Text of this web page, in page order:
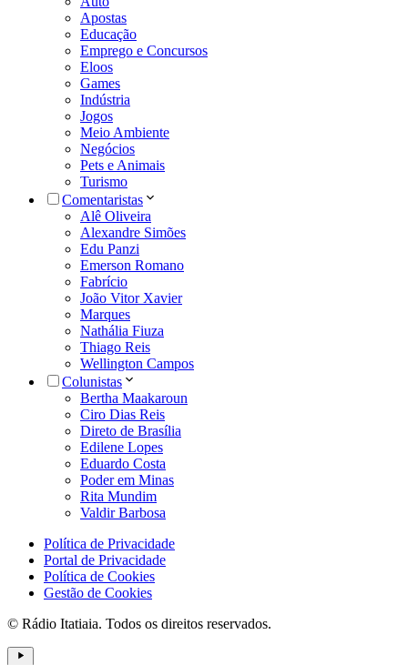
Apostas
Educação
Emprego e Concursos
Eloos
Games
Indústria
Jogos
Meio Ambiente
Negócios
Pets e Animais
Turismo
Comentaristas
Alê Oliveira
Alexandre Simões
Edu Panzi
Emerson Romano
Fabrício
João Vitor Xavier
Marques
Nathália Fiuza
Thiago Reis
Wellington Campos
Colunistas
Bertha Maakaroun
Ciro Dias Reis
Direto de Brasília
Edilene Lopes
Eduardo Costa
Poder em Minas
Rita Mundim
Valdir Barbosa
Política de Privacidade
Portal de Privacidade
Política de Cookies
Gestão de Cookies
© Rádio Itatiaia. Todos os direitos reservados.